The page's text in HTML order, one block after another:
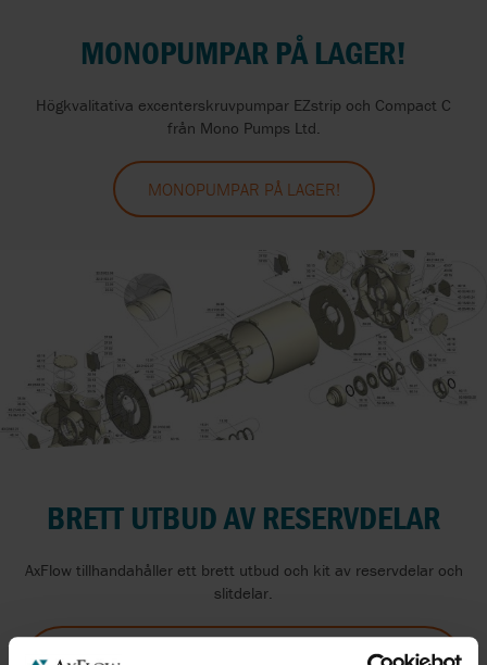
MONOPUMPAR PÅ LAGER!
Högkvalitativa excenterskruvpumpar EZstrip och Compact C
från Mono Pumps Ltd.
MONOPUMPAR PÅ LAGER!
BRETT UTBUD AV RESERVDELAR
AxFlow tillhandahåller ett brett utbud och kit av reservdelar och
slitdelar.
BRETT UTBUD OCH KIT AV RESERVDELAR OCH